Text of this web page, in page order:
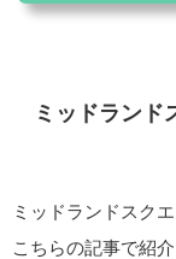
ミッドランド
ミッドランドスク
こちらの記事で紹介